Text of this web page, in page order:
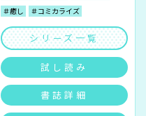
＃癒し
＃コミカライズ
シリーズ一覧
試し読み
書誌詳細